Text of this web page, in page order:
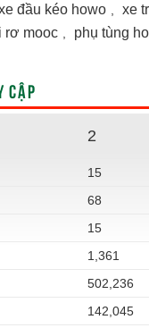
đầu kéo howo
xe
rơ mooc phụ tùng
CẬP
2
15
68
15
1,361
502,236
142,045